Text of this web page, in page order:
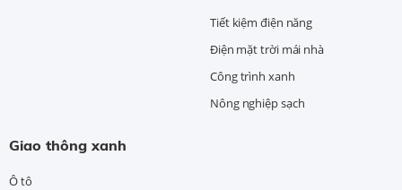
Tiết kiệm điện năng
Điện mặt trời mái nhà
Công trình xanh
Nông nghiệp sạch
Giao thông xanh
Ô tô